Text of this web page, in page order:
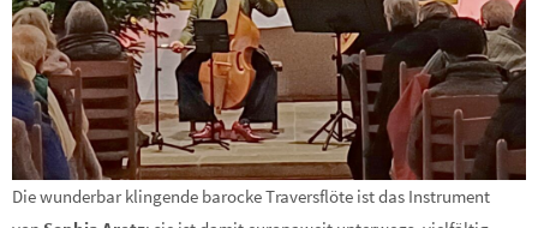
Die wunderbar klingende barocke Traversflöte ist das Instrument